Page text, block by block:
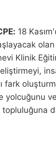
18
olan
Klinik
fark
yolcuğunu